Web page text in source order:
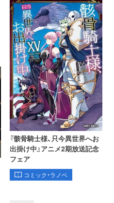
『骸骨騎士様、只今異世界へお
出掛け中』アニメ2期放送記念
フェア
コミック・ラノベ